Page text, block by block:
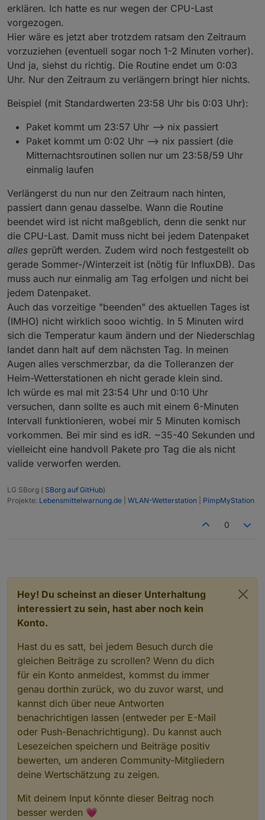
als sechs Minuten im Log.
        firmware_check     #neue Firmware
reset_zaehler
minmaxavg365d      #Min-/Max-/Avg-
metsommer
MELDUNG "Mitternachtjobs
   fi
if [ $(date +%H) -eq "0" ] && [ $(date
if [ $(date +%Z) == "CEST" ]; then
Prüfintervallende fest bei 00:03.
Dann wurde es ja mit der früheren Startzeit auch
verlängert und sollte dann passen.
Ich beobachte das.
erklären. Ich hatte es nur wegen der CPU-Last
vorgezogen.
Hier wäre es jetzt aber trotzdem ratsam den Zeitraum
vorzuziehen (eventuell sogar noch 1-2 Minuten vorher).
Und ja, siehst du richtig. Die Routine endet um 0:03
Uhr. Nur den Zeitraum zu verlängern bringt hier nichts.
Beispiel (mit Standardwerten 23:58 Uhr bis 0:03 Uhr):
Paket kommt um 23:57 Uhr --> nix passiert
Paket kommt um 0:02 Uhr --> nix passiert (die
Mitternachtsroutinen sollen nur um 23:58/59 Uhr
einmalig laufen
Verlängerst du nun nur den Zeitraum nach hinten,
passiert dann genau dasselbe. Wann die Routine
beendet wird ist nicht maßgeblich, denn die senkt nur
die CPU-Last. Damit muss nicht bei jedem Datenpaket
alles geprüft werden. Zudem wird noch festgestellt ob
gerade Sommer-/Winterzeit ist (nötig für InfluxDB). Das
muss auch nur einmalig am Tag erfolgen und nicht bei
jedem Datenpaket.
Auch das vorzeitige "beenden" des aktuellen Tages ist
(IMHO) nicht wirklich sooo wichtig. In 5 Minuten wird
sich die Temperatur kaum ändern und der Niederschlag
landet dann halt auf dem nächsten Tag. In meinen
Augen alles verschmerzbar, da die Tolleranzen der
Heim-Wetterstationen eh nicht gerade klein sind.
Ich würde es mal mit 23:54 Uhr und 0:10 Uhr
versuchen, dann sollte es auch mit einem 6-Minuten
Intervall funktionieren, wobei mir 5 Minuten komisch
vorkommen. Bei mir sind es idR. ~35-40 Sekunden und
vielleicht eine handvoll Pakete pro Tag die als nicht
valide verworfen werden.
LG SBorg ( SBorg auf GitHub)
Projekte: Lebensmittelwarnung.de WLAN-Wetterstation PimpMyStation
0
Hey! Du scheinst an dieser Unterhaltung
interessiert zu sein, hast aber noch kein
Konto.
Hast du es satt, bei jedem Besuch durch die
gleichen Beiträge zu scrollen? Wenn du dich
für ein Konto anmeldest, kommst du immer
genau dorthin zurück, wo du zuvor warst, und
kannst dich über neue Antworten
benachrichtigen lassen (entweder per E-Mail
oder Push-Benachrichtigung). Du kannst auch
Lesezeichen speichern und Beiträge positiv
bewerten, um anderen Community-Mitgliedern
deine Wertschätzung zu zeigen.
Mit deinem Input könnte dieser Beitrag noch
besser werden 💗